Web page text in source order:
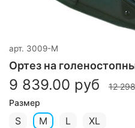
арт. 3009-M
Ортез на
9 839.00 руб
12
Размер
S M L XL